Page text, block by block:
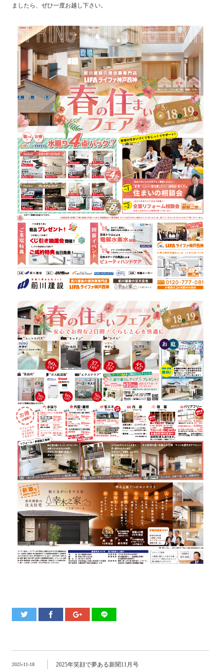
ましたら、ぜひ一度お越し下さい。
2025-11-18 2025年笑顔で夢ある新聞11月号